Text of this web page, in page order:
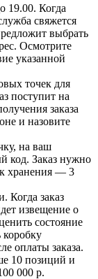
19.00. Когда
свяжется
выбрать
Осмотрите
указанной
точек для
поступит на
заказа
и назовите
на ваш
код. Заказ нужно
хранения — 3
Когда заказ
извещение о
состояние
коробку
оплаты заказа.
10 позиций и
000 р.